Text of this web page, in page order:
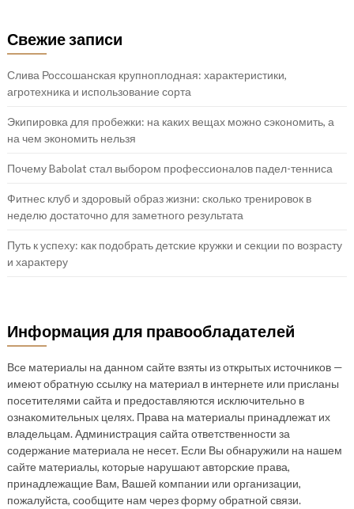
Свежие записи
Слива Россошанская крупноплодная: характеристики,
агротехника и использование сорта
Экипировка для пробежки: на каких вещах можно сэкономить, а
на чем экономить нельзя
Почему Babolat стал выбором профессионалов падел-тенниса
Фитнес клуб и здоровый образ жизни: сколько тренировок в
неделю достаточно для заметного результата
Путь к успеху: как подобрать детские кружки и секции по возрасту
и характеру
Информация для правообладателей
Все материалы на данном сайте взяты из открытых источников —
имеют обратную ссылку на материал в интернете или присланы
посетителями сайта и предоставляются исключительно в
ознакомительных целях. Права на материалы принадлежат их
владельцам. Администрация сайта ответственности за
содержание материала не несет. Если Вы обнаружили на нашем
сайте материалы, которые нарушают авторские права,
принадлежащие Вам, Вашей компании или организации,
пожалуйста, сообщите нам через форму обратной связи.